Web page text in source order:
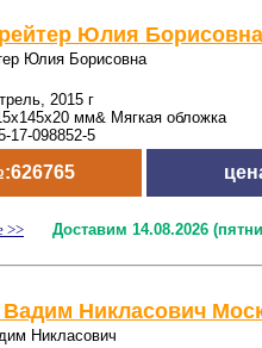
Юлия
Юлия Борисовна
2015 г
мм& Мягкая обложка
17-098852-5
>> Доставим 14.08.2026
Вадим Никласович
Никласович